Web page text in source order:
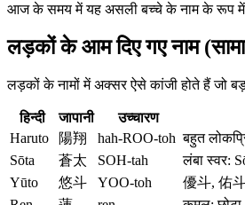
आज के समय में यह असली बच्चे के नाम के रूप में
लड़कों के आम दिए गए नाम
लड़कों के नामों में अक्सर ऐसे कांजी होते हैं जो
हिन्दी जापानी उच्चारण
Haruto
陽翔 hah-ROO-toh बहुत
Sōta
蒼太 SOH-tah
लंबा स्वर:
Yūto
悠斗 YOO-toh
優斗, 佑斗